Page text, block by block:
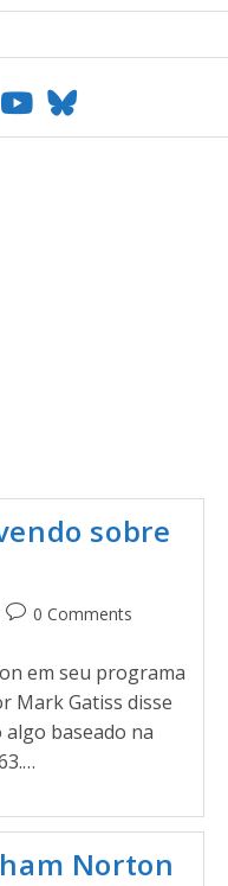
sobre
0 Comments
em seu programa
Mark Gatiss disse
baseado na
Norton